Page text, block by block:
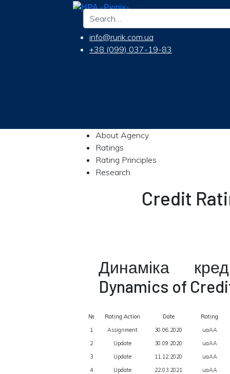
info@rurik.com.ua
+38 (099) 037-19-83
About Agency
Ratings
Rating Principles
Research
Credit
Динаміка
Dynamics of
№ Rating Action Date
Rating
1
Assignment 30.06.2020
uaAA
2
Update 30.09.2020
uaAA
3
Update 11.12.2020
uaAA
4
Update 22.03.2021
uaAA